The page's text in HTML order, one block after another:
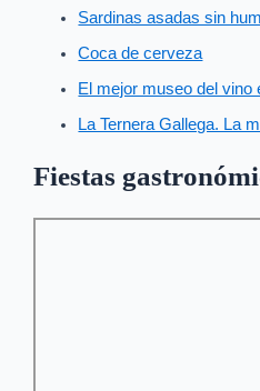
Sardinas asadas sin
Coca de cerveza
El mejor museo del vino
La Ternera Gallega. La
Fiestas